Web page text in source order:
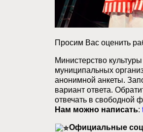
Просим Вас оценить
Министерство
муниципальных
анонимной анкеты.
вариант ответа.
отвечать в свободной
Нам можно написать:
Официальные